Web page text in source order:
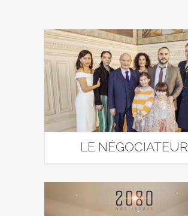
LE NÉGOCIATEUR